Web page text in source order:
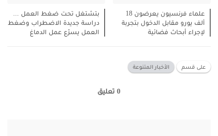
علماء فرنسيون يعرضون 18
ألف يورو مقابل الدخول بتجربة
لإجراء أبحاث فضائية
بتشتغل تحت ضغط العمل ...
دراسة جديدة الاضطراب وضغط
العمل يسرّع عمل الدماغ
على قسم الأخبار المتنوعة
0 تعليق